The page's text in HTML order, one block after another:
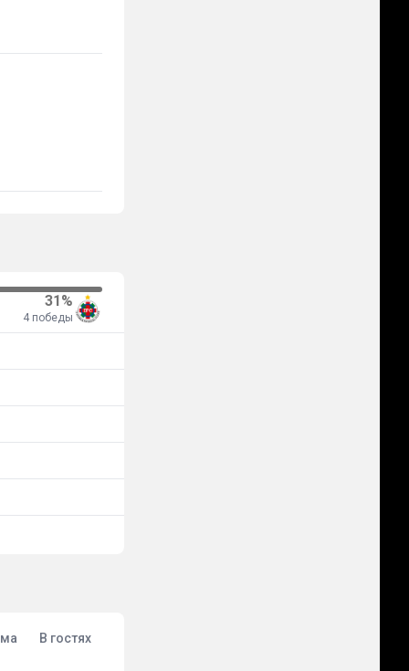
31%
4 победы
В гостях